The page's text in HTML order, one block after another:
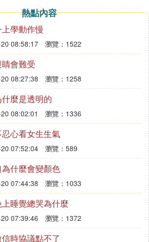
。水是藍色的，雖然顏色較為微
的。這點在大自然中就可以發現。
孔，還是冬天瀑布厚厚的冰層，你
的水是藍色的。你也可以挖一個夠
，向裡面注滿水，垂直看下去，你
裡面的水是藍色的。
，那麼，怎麼解釋海水有時候會是
這就需要提到海水的反射了。其
，這是天空反射作用的結果。在陰
，海水的藍色不是那麼醒目了。
反射水面以上的光線，它也反射水
面的雜質越多，它反射出的顏色就
大型水體中，通常有著高度密集的
類。在河流和池塘中，則多半含有
其他固體懸浮物。
下物質的反射和散射，表現在水面
到的各種顏色。這樣一來，就可以
有時在晴天卻呈現亮綠色的原因
熱點內容
學動作慢
08:58:17 瀏覽：1522
會難受
08:27:38 瀏覽：1258
麼是透明的
08:02:01 瀏覽：1336
心看女生生氣
07:52:04 瀏覽：589
什麼會變顏色
07:44:38 瀏覽：1033
睡覺總哭為什麼
07:39:46 瀏覽：1372
時協議點不了